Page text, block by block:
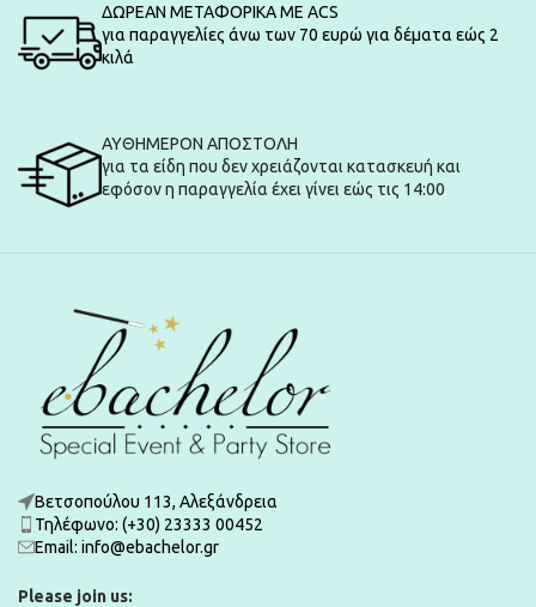
ΔΩΡΕΑΝ ΜΕΤΑΦΟΡΙΚΑ ΜΕ ACS
για παραγγελίες άνω των 70 ευρώ για δέματα εώς 2
κιλά
ΑΥΘΗΜΕΡΟΝ ΑΠΟΣΤΟΛΗ
για τα είδη που δεν χρειάζονται κατασκευή και
εφόσον η παραγγελία έχει γίνει εώς τις 14:00
Βετσοπούλου 113, Αλεξάνδρεια
Τηλέφωνο: (+30) 23333 00452
Εmail: info@ebachelor.gr
Please join us: